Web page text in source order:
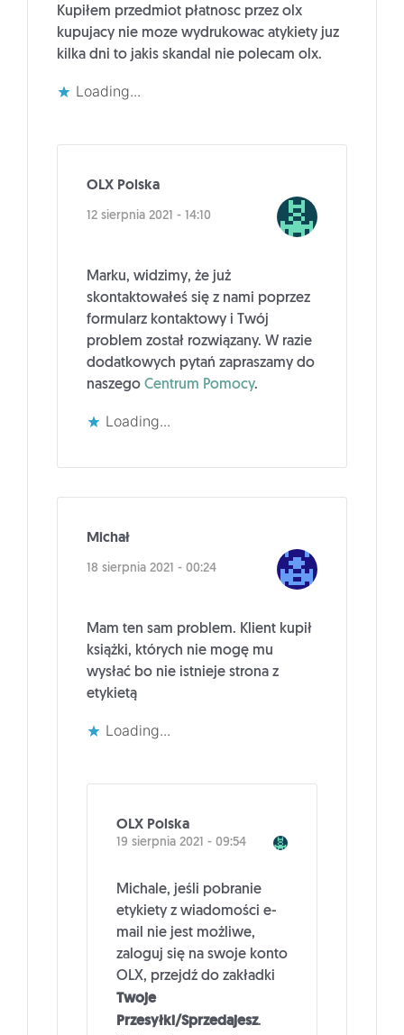
Kupiłem przedmiot płatnosc przez olx
kupujacy nie moze wydrukowac atykiety juz
kilka dni to jakis skandal nie polecam olx.
Loading...
OLX Polska
12 sierpnia 2021 - 14:10
Marku, widzimy, że już
skontaktowałeś się z nami poprzez
formularz kontaktowy i Twój
problem został rozwiązany. W razie
dodatkowych pytań zapraszamy do
naszego Centrum Pomocy.
Loading...
Michał
18 sierpnia 2021 - 00:24
Mam ten sam problem. Klient kupił
książki, których nie mogę mu
wysłać bo nie istnieje strona z
etykietą
Loading...
OLX Polska
19 sierpnia 2021 - 09:54
Michale, jeśli pobranie
etykiety z wiadomości e-
mail nie jest możliwe,
zaloguj się na swoje konto
OLX, przejdź do zakładki
Twoje
Przesyłki/Sprzedajesz.